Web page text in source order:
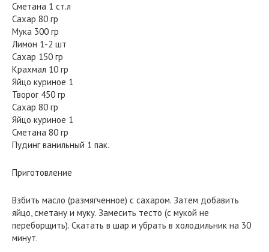
Сметана 1 ст.л
Сахар 80 гр
Мука 300 гр
Лимон 1-2 шт
Сахар 150 гр
Крахмал 10 гр
Яйцо куриное 1
Творог 450 гр
Сахар 80 гр
Яйцо куриное 1
Сметана 80 гр
Пудинг ванильный 1 пак.
Приготовление
Взбить масло (размягченное) с сахаром. Затем добавить
яйцо, сметану и муку. Замесить тесто (с мукой не
переборщить). Скатать в шар и убрать в холодильник на 30
минут.